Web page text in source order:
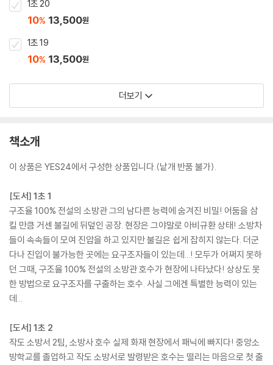
1초 20
10% 13,500원
1초 19
10% 13,500원
더보기
책소개
이 상품은 YES24에서 구성한 상품입니다.(낱개 반품 불가).
[도서] 1초 1
구조율 100% 전설의 소방관 그의 남다른 능력에 숨겨진 비밀! 어둠을 삼
킬 만큼 거센 불길에 뒤덮인 공장. 현장은 그야말로 아비규환 상태! 소방차
들이 속속들이 모여 진압을 하고 있지만 불길은 쉽게 잡히지 않는다. 더군
다나 진입이 불가능한 곳에는 요구조자들이 있는데...! 모두가 어쩌지 못하
던 그때, 구조율 100% 전설의 소방관 호수가 현장에 나타났다! 상상도 못
한 방법으로 요구조자를 구출하는 호수. 사실 그에겐 특별한 능력이 있는
데...
[도서] 1초 2
작도 소방서 2팀, 소방사 호수 실제 화재 현장에서 패닉에 빠지다! 중앙소
방학교를 졸업하고 작도 소방서로 발령받은 호수는 떨리는 마음으로 첫 출